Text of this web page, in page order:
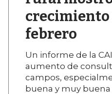
crecimiento
febrero
Un informe de la
aumento de
campos,
buena y muy buena